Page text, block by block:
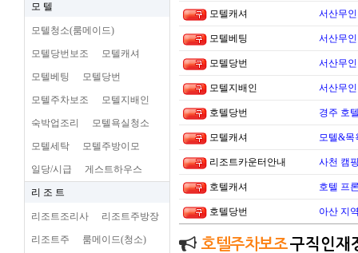
모 텔
모텔청소(룸메이드)
모텔당번보조 모텔캐셔
모텔베팅 모텔당번
모텔주차보조 모텔지배인
숙박업조리 모텔욕실청소
모텔세탁 모텔주방이모
일당/시급 게스트하우스
리 조 트
리조트조리사 리조트주방장
리조트주 룸메이드(청소)
모텔캐셔 서산무
모텔베팅 서산무
모텔당번 서산무
모텔지배인 서산무
호텔당번 경주 호
모텔캐셔 모텔&목
리조트카운터안내 사천 캠
호텔캐셔 호텔 프
호텔당번 아산 지
호텔주차보조구직인재